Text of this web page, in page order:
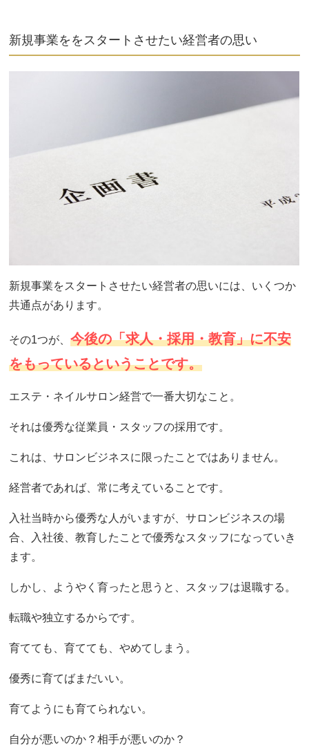
新規事業ををスタートさせたい経営者の思い
新規事業をスタートさせたい経営者の思いには、いくつか
共通点があります。
その1つが、今後の「求人・採用・教育」に不安
をもっているということです。
エステ・ネイルサロン経営で一番大切なこと。
それは優秀な従業員・スタッフの採用です。
これは、サロンビジネスに限ったことではありません。
経営者であれば、常に考えていることです。
入社当時から優秀な人がいますが、サロンビジネスの場
合、入社後、教育したことで優秀なスタッフになっていき
ます。
しかし、ようやく育ったと思うと、スタッフは退職する。
転職や独立するからです。
育てても、育てても、やめてしまう。
優秀に育てばまだいい。
育てようにも育てられない。
自分が悪いのか？相手が悪いのか？